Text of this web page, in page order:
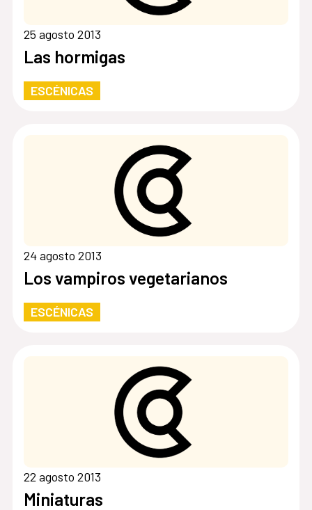
25 agosto 2013
Las hormigas
ESCÉNICAS
24 agosto 2013
Los vampiros vegetarianos
ESCÉNICAS
22 agosto 2013
Miniaturas